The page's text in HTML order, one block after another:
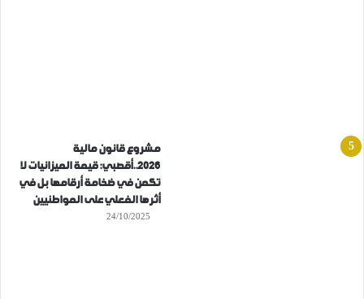
مشروع قانون مالية
2026..أقصبي: قيمة الميزانيات لا
تكمن في ضخامة أرقامها بل في
أثرها الفعلي على المواطنيين
24/10/2025